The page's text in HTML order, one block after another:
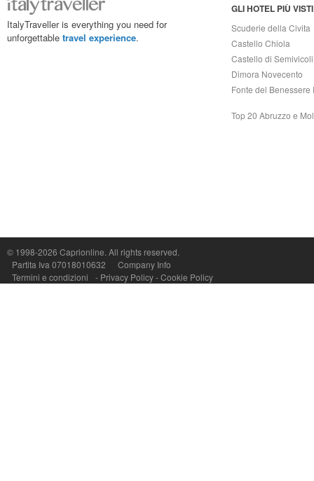
ItalyTraveller is everything you need for
unforgettable travel experience.
GLI HOTEL PIÙ VISTI
Scuderie della Civita
Castello Chiola
Castello di Semivicoli
Dimora Novecento
Fonte del Benessere
Top 20 Abruzzo e
© 1998-2026 Caprionline. All rights reserved.
Partita Iva 07018010632
Company Info
Termini e condizioni
- Privacy Policy-Cookie Policy
P.Iva, C.F. e n.Reg.Imprese Napoli: 07018010632 - Rea n.557643